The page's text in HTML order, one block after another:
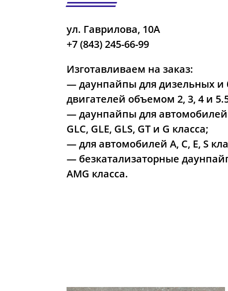
ул. Гаврилова, 10А
+7 (843) 245-66-99
Изготавливаем на заказ:
— даунпайпы для дизельных и
двигателей объемом 2, 3, 4 и
— даунпайпы для автомобилей
GLC, GLE, GLS, GT и G класса;
— для автомобилей A, С, E, S
— безкатализаторные
AMG класса.